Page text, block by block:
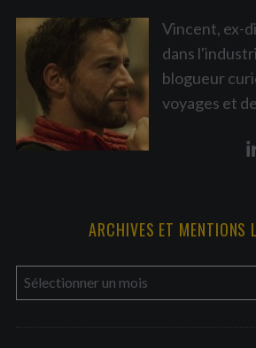
Vincent, ex-
dans
blogueur
voyages et
ARCHIVES ET MENTIONS
r
c